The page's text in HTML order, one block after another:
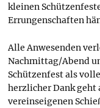
kleinen
Errungenschaften
Alle Anwesenden
Nachmittag/Abend
Schützenfest als
herzlicher Dank geht
vereinseigenen